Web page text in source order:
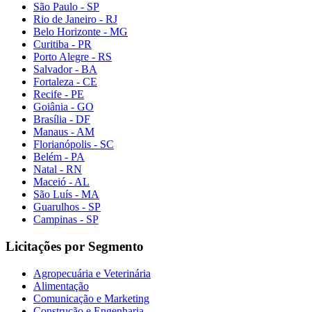
São Paulo - SP
Rio de Janeiro - RJ
Belo Horizonte - MG
Curitiba - PR
Porto Alegre - RS
Salvador - BA
Fortaleza - CE
Recife - PE
Goiânia - GO
Brasília - DF
Manaus - AM
Florianópolis - SC
Belém - PA
Natal - RN
Maceió - AL
São Luís - MA
Guarulhos - SP
Campinas - SP
Licitações por Segmento
Agropecuária e Veterinária
Alimentação
Comunicação e Marketing